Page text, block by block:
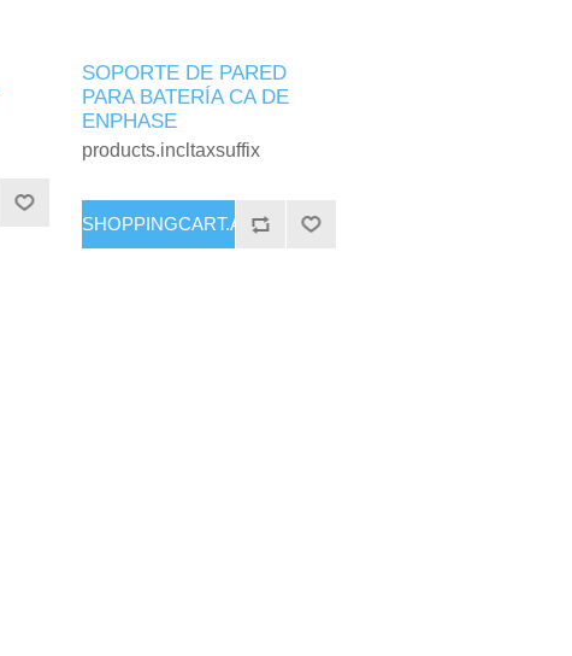
SOPORTE DE PARED
PARA BATERÍA CA DE
ENPHASE
products.incltaxsuffix